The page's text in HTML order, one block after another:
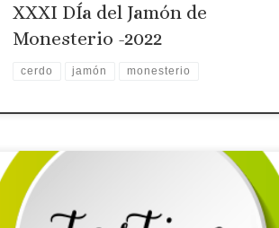
XXXI DÍa del Jamón de
Monesterio -2022
cerdo jamón monesterio
Licencia: CR-BA-00060
Categoría: 3 Estrellas
Tipo: Casa rural
TENTUDÍA
Localidad: MONESTERIO